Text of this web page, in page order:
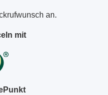
an.
mit